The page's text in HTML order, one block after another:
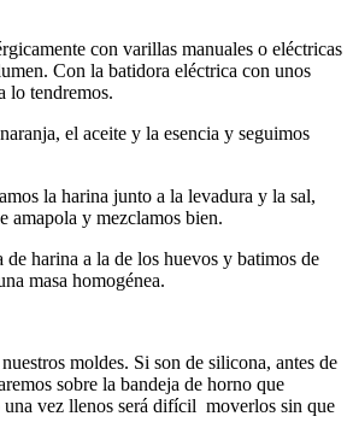
con varillas manuales o eléctricas
Con la batidora eléctrica con unos
lo tendremos.
el aceite y la esencia y seguimos
la harina junto a la levadura y la sal,
amapola y mezclamos bien.
harina a la de los huevos y batimos de
masa homogénea.
moldes. Si son de silicona, antes de
sobre la bandeja de horno que
vez llenos será difícil moverlos sin que